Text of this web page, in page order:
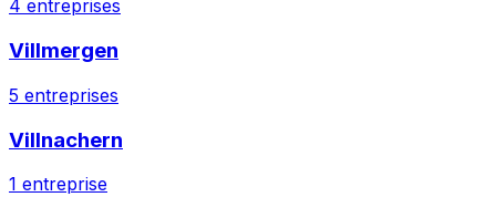
4 entreprises
Villmergen
5 entreprises
Villnachern
1 entreprise